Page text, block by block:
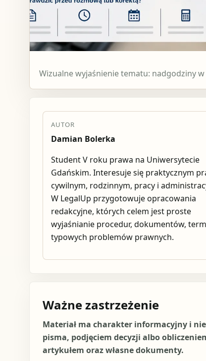
Wizualne wyjaśnienie tematu: nadgodziny
AUTOR
Damian Bolerka
Student V roku prawa na Uniwersytecie
Gdańskim. Interesuje się praktycznym
cywilnym, rodzinnym, pracy i
W LegalUp przygotowuje opracowania
redakcyjne, których celem jest proste
wyjaśnianie procedur, dokumentów,
typowych problemów prawnych.
Ważne zastrzeżenie
Materiał ma charakter informacyjny i
pisma, podjęciem decyzji albo
artykułem oraz własne dokumenty.